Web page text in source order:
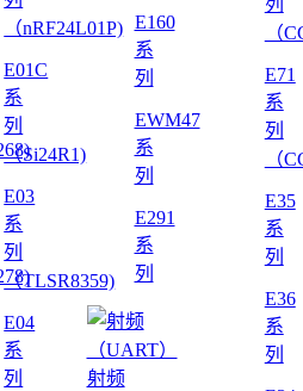
（nRF24L01P)
E01C
系
列
（Si24R1)
E03
系
列
（TLSR8359)
E04
系
列
E160
系
列
EWM47
系
列
E291
系
列
射频
（
E71
系
列
（
E35
系
列
E36
系
列